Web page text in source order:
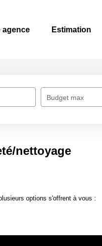
agence Estimation
Budget max
nettoyage
options s'offrent à vous :